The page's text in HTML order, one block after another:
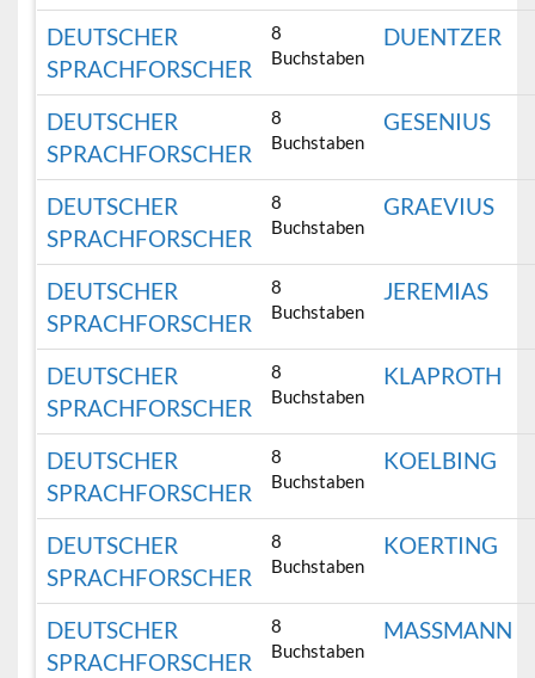
DEUTSCHER
SPRACHFORSCHER
8
Buchstaben
DUENTZER
DEUTSCHER
SPRACHFORSCHER
8
Buchstaben
GESENIUS
DEUTSCHER
SPRACHFORSCHER
8
Buchstaben
GRAEVIUS
DEUTSCHER
SPRACHFORSCHER
8
Buchstaben
JEREMIAS
DEUTSCHER
SPRACHFORSCHER
8
Buchstaben
KLAPROTH
DEUTSCHER
SPRACHFORSCHER
8
Buchstaben
KOELBING
DEUTSCHER
SPRACHFORSCHER
8
Buchstaben
KOERTING
DEUTSCHER
SPRACHFORSCHER
8
Buchstaben
MASSMANN